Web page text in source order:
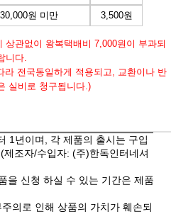
원 미만 3,500원
관없이 왕복택배비 7,000원이 부과되
니다.
라 전국동일하게 적용되고, 교환이나 반
실비로 청구됩니다.)
1년이며, 각 제품의 출시는 구입
조자/수입자: (주)한독인터네셔
을 신청 하실 수 있는 기간은 제품
의로 인해 상품의 가치가 훼손되